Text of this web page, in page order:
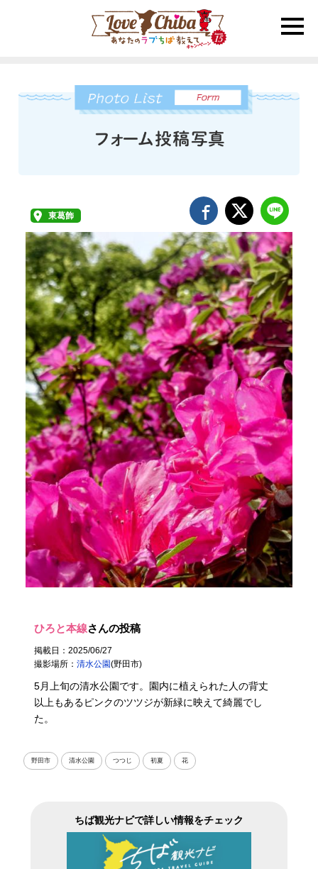
toggle
東葛飾
ひろと本線さんの投稿
掲載日：2025/06/27
撮影場所：清水公園(野田市)
5月上旬の清水公園です。園内に植えられた人の背丈
以上もあるピンクのツツジが新緑に映えて綺麗でし
た。
野田市 清水公園 つつじ 初夏 花
ちば観光ナビで詳しい情報をチェック